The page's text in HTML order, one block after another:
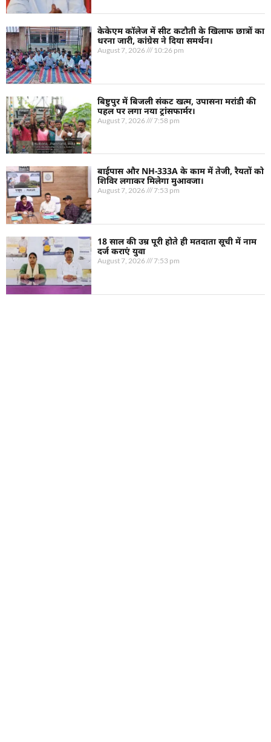
केकेएम कॉलेज में सीट कटौती के खिलाफ छात्रों का
धरना जारी, कांग्रेस ने दिया समर्थन।
August 7, 2026 10:26 pm
बिष्टुपुर में बिजली संकट खत्म, उपासना मरांडी की
पहल पर लगा नया ट्रांसफार्मर।
August 7, 2026 7:58 pm
बाईपास और NH-333A के काम में तेजी, रैयतों को
शिविर लगाकर मिलेगा मुआवजा।
August 7, 2026 7:53 pm
18 साल की उम्र पूरी होते ही मतदाता सूची में नाम
दर्ज कराएं युवा
August 7, 2026 7:53 pm